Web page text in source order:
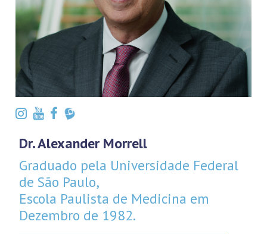
Dr. Alexander Morrell
Graduado pela Universidade Federal
de São Paulo,
Escola Paulista de Medicina em
Dezembro de 1982.